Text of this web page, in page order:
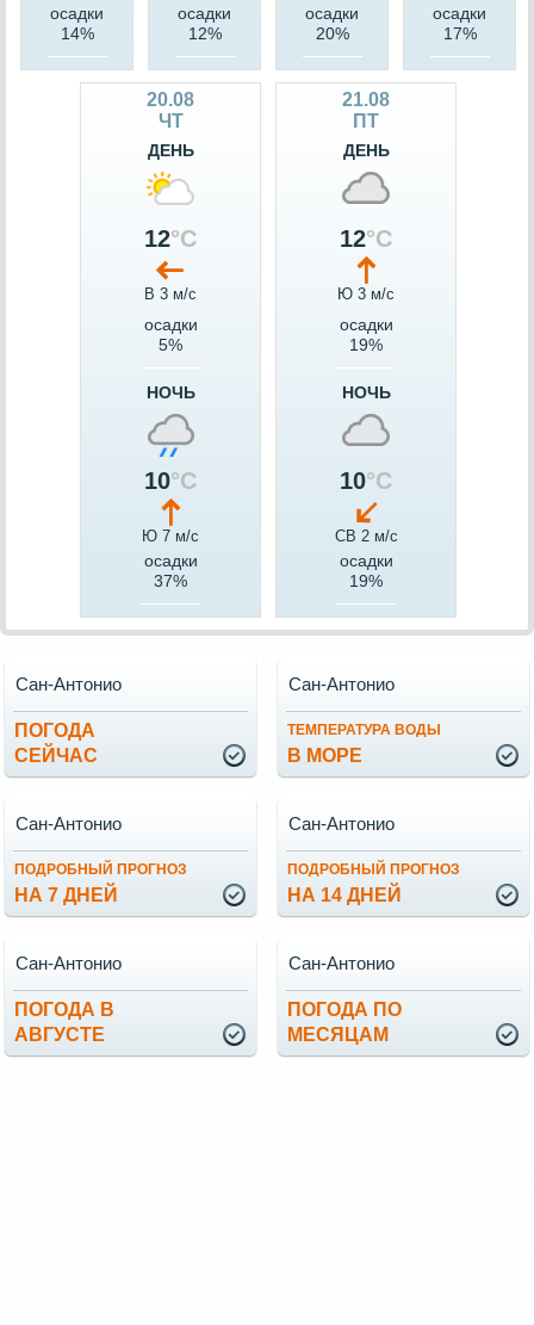
осадки
14%
осадки
12%
осадки
20%
осадки
17%
20.08
ЧТ
ДЕНЬ
12°C
В 3 м/c
осадки
5%
НОЧЬ
10°C
Ю 7 м/c
осадки
37%
21.08
ПТ
ДЕНЬ
12°C
Ю 3 м/c
осадки
19%
НОЧЬ
10°C
СВ 2 м/c
осадки
19%
ПОГОДА
СЕЙЧАС
Сан-Антонио
ТЕМПЕРАТУРА ВОДЫ
В МОРЕ
Сан-Антонио
ПОДРОБНЫЙ ПРОГНОЗ
НА 7 ДНЕЙ
Сан-Антонио
ПОДРОБНЫЙ ПРОГНОЗ
НА 14 ДНЕЙ
Сан-Антонио
ПОГОДА В
АВГУСТЕ
Сан-Антонио
ПОГОДА ПО
МЕСЯЦАМ
Сан-Антонио